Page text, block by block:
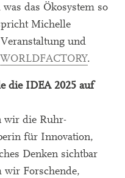
das Ökosystem so
Michelle
und
WORLDFACTORY.
die IDEA 2025 auf
wir die Ruhr-
für Innovation,
Denken sichtbar
wir Forschende,